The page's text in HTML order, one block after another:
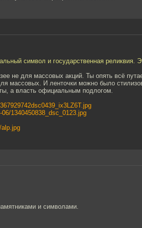
символ и государственная реликвия.
не для массовых акций. Ты опять всё
массовых. И ленточки можно было
а власть официальным подлогом.
1340450838_dsc_0123.jpg
alp.jpg
и символами.